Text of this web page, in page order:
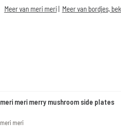
Meer van meri meri| Meer van bordjes,
meri meri merry mushroom side plates
Merk:
meri meri